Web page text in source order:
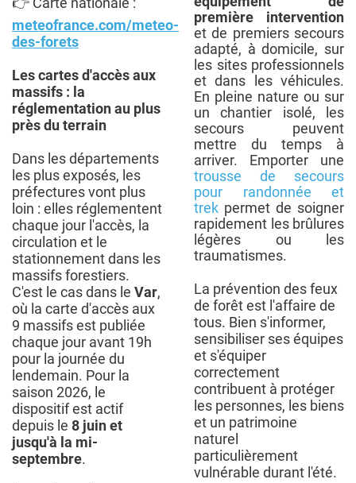
meteofrance.com/meteo-
des-forets
Les cartes d'accès aux
massifs : la
réglementation au plus
près du terrain
Dans les départements
les plus exposés, les
préfectures vont plus
loin : elles réglementent
chaque jour l'accès, la
circulation et le
stationnement dans les
massifs forestiers.
C'est le cas dans le Var,
où la carte d'accès aux
9 massifs est publiée
chaque jour avant 19h
pour la journée du
lendemain. Pour la
saison 2026, le
dispositif est actif
depuis le 8 juin et
jusqu'à la mi-
septembre.
première intervention
et de premiers secours
adapté, à domicile, sur
les sites professionnels
et dans les véhicules.
En pleine nature ou sur
un chantier isolé, les
secours peuvent
mettre du temps à
arriver. Emporter une
trousse de secours
pour randonnée et
trek permet de soigner
rapidement les brûlures
légères ou les
traumatismes.
La prévention des feux
de forêt est l'affaire de
tous. Bien s'informer,
sensibiliser ses équipes
et s'équiper
correctement
contribuent à protéger
les personnes, les biens
et un patrimoine
naturel
particulièrement
vulnérable durant l'été.